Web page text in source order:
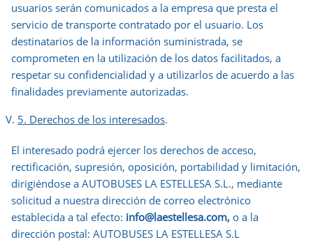
usuarios serán comunicados a la empresa que presta el
servicio de transporte contratado por el usuario. Los
destinatarios de la información suministrada, se
comprometen en la utilización de los datos facilitados, a
respetar su confidencialidad y a utilizarlos de acuerdo a las
finalidades previamente autorizadas.
5. Derechos de los interesados.
El interesado podrá ejercer los derechos de acceso,
rectificación, supresión, oposición, portabilidad y limitación,
dirigiéndose a AUTOBUSES LA ESTELLESA S.L., mediante
solicitud a nuestra dirección de correo electrónico
establecida a tal efecto: info@laestellesa.com,o a la
dirección postal: AUTOBUSES LA ESTELLESA S.L